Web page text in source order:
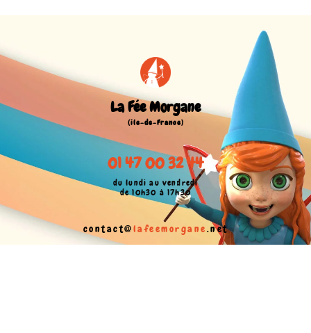
La Fée Morgane
(île-de-France)
01 47 00 32 44
du lundi au vendredi
de 10h30 à 17h30
contact@lafeemorgane.net